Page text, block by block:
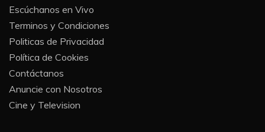
Escúchanos en Vivo
Terminos y Condiciones
Politicas de Privacidad
Política de Cookies
Contáctanos
Anuncie con Nosotros
Cine y Television